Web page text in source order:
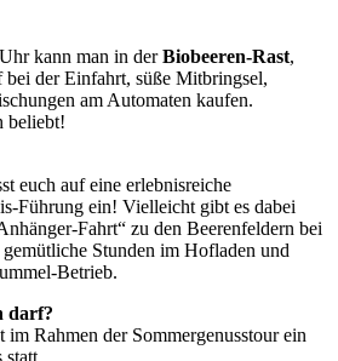
kann man in derBiobeeren-Rast,
der Einfahrt, süße Mitbringsel,
am Automaten kaufen.
beliebt!
euch auf eine erlebnisreiche
Führung ein! Vielleicht gibt es dabei
Fahrt“ zu den Beerenfeldern bei
Stunden im Hofladen und
Betrieb.
darf?
Rahmen der Sommergenusstour ein